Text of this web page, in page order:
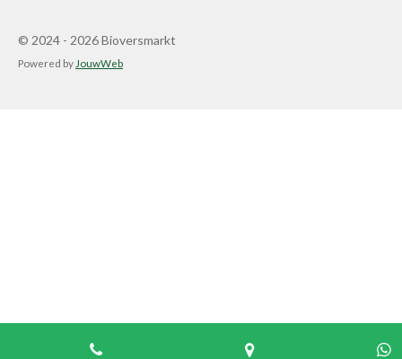
© 2024 - 2026 Bioversmarkt
Powered by JouwWeb